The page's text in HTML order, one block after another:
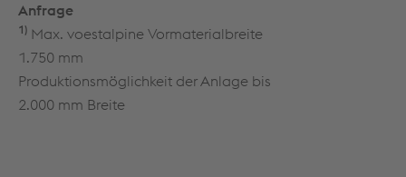
Anfrage
1) Max. voestalpine Vormaterialbreite
1.750 mm
Produktionsmöglichkeit der Anlage bis
2.000 mm Breite